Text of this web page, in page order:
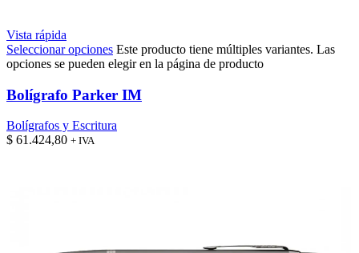
Vista rápida
Seleccionar opciones Este producto tiene múltiples variantes. Las
opciones se pueden elegir en la página de producto
Bolígrafo Parker IM
Bolígrafos y Escritura
$ 61.424,80 + IVA